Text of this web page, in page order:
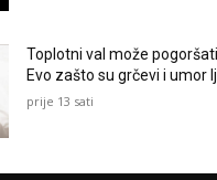
Toplotni val može
Evo zašto su grčevi i umor
prije 13 sati